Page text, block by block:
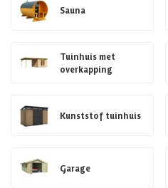
Sauna
Tuinhuis met
overkapping
Kunststof tuinhuis
Garage